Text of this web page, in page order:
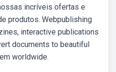
incríveis ofertas e
produtos. Webpublishing
interactive publications
documents to beautiful
worldwide.